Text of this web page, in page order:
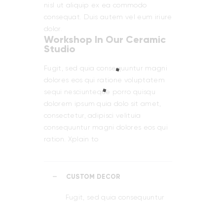
nisl ut aliquip ex ea commodo
consequat. Duis autem vel eum iriure
dolor.
Workshop In Our Ceramic
Studio
Fugit, sed quia consequuntur magni
dolores eos qui ratione voluptatem
sequi nesciunteque porro quisqu
dolorem ipsum quia dolo sit amet,
consectetur, adipisci velituia
consequuntur magni dolores eos qui
ration. Xplain to
CUSTOM DECOR
Fugit, sed quia consequuntur